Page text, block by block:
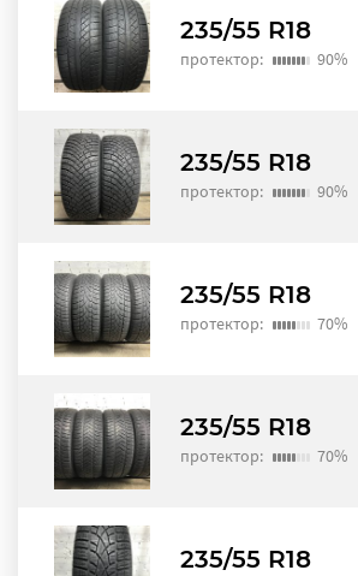
235/55 R18
протектор: 90%
235/55 R18
протектор: 90%
235/55 R18
протектор: 70%
235/55 R18
протектор: 70%
235/55 R18